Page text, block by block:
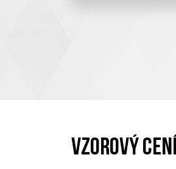
Vzorový